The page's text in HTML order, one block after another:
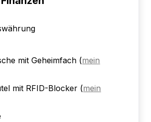
mit Geheimfach (mein
mit RFID-Blocker (mein